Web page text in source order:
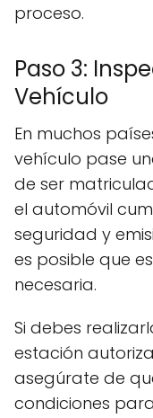
proceso.
Paso 3:
Vehículo
En muchos
vehículo pase
de ser
el automóvil
seguridad y
es posible que
necesaria.
Si debes
estación
asegúrate de
condiciones